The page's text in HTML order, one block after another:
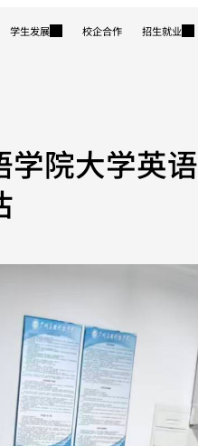
学生发展 校企合作 招生就业
院大学英语